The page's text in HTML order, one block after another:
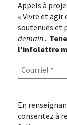
Appels à
« Vivre et
soutenues et
demain...
l'infolettre
En
consentez à